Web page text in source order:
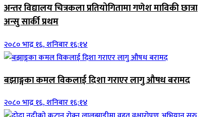
अन्तर विद्यालय चित्रकला प्रतियोगितामा गणेश माविकी छात्रा
अन्सु सार्की प्रथम
२०८० भाद्र १६, शनिबार १६:१४
बझाङ्गका कमल विकलाई दिशा गराएर लागु औषध बरामद
२०८० भाद्र १६, शनिबार १६:१४